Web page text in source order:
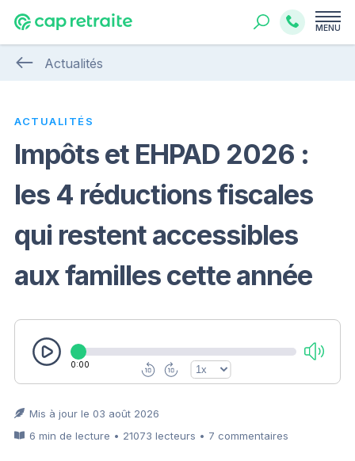
MENU
Actualités
ACTUALITÉS
Impôts et EHPAD 2026 :
les 4 réductions fiscales
qui restent accessibles
aux familles cette année
0:00
Mis à jour le 03 août 2026
6 min de lecture • 21073 lecteurs • 7 commentaires